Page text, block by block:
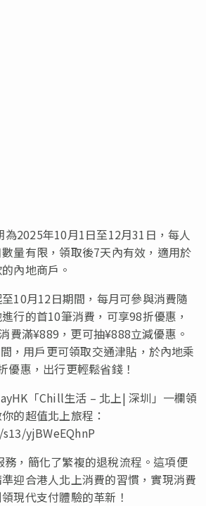
為2025年10月1日至12月31日，每人
量有限，領取後7天內有效，適用於
內地商戶。
10月12日期間，每月可參與消費隨
行的首10筆消費，可享98折優惠，
費滿¥889，更可抽¥888立減優惠。
，用戶更可領取交通津貼，於內地乘
優惠，出行更輕鬆省錢！
「Chill生活 – 北上| 深圳」一欄領
的超值北上旅程：
yjBWeEQhnP
，簡化了繁複的退稅流程。這項便
迎合港人北上消費的習慣，實現消費
現代支付體驗的革新！